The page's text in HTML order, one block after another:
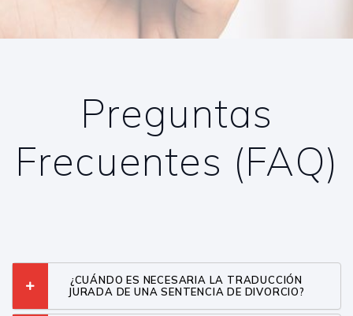
Preguntas
Frecuentes (FAQ)
¿CUÁNDO ES NECESARIA LA TRADUCCIÓN
JURADA DE UNA SENTENCIA DE DIVORCIO?